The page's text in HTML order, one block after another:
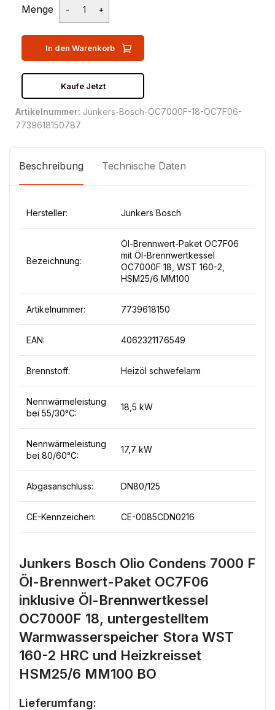
Menge
In den Warenkorb
Kaufe Jetzt
Artikelnummer: Junkers-Bosch-OC7000F-18-OC7F06-
7739618150787
Beschreibung Technische Daten
Hersteller: Junkers Bosch
Bezeichnung:
Öl-Brennwert-Paket OC7F06
mit Öl-Brennwertkessel
OC7000F 18, WST 160-2,
HSM25/6 MM100
Artikelnummer: 7739618150
EAN: 4062321176549
Brennstoff: Heizöl schwefelarm
Nennwärmeleistung
bei 55/30°C:
18,5 kW
Nennwärmeleistung
bei 80/60°C:
17,7 kW
Abgasanschluss: DN80/125
CE-Kennzeichen: CE-0085CDN0216
Junkers Bosch Olio Condens 7000 F
Öl-Brennwert-Paket OC7F06
inklusive Öl-Brennwertkessel
OC7000F 18, untergestelltem
Warmwasserspeicher Stora WST
160-2 HRC und Heizkreisset
HSM25/6 MM100 BO
Lieferumfang: